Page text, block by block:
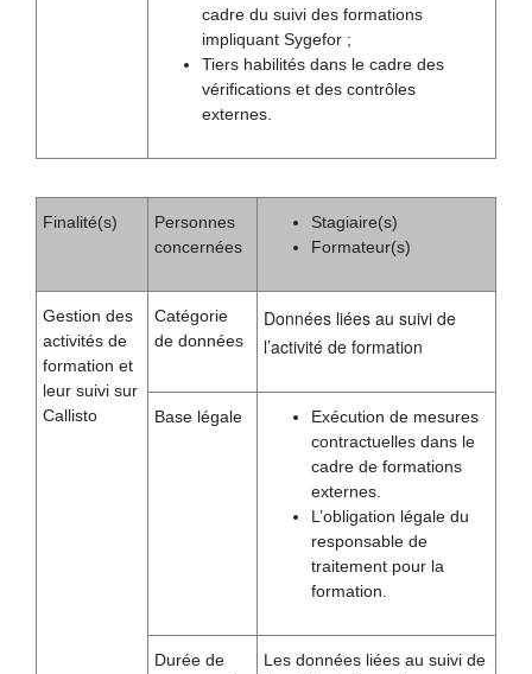
cadre du suivi des formations
impliquant Sygefor ;
Tiers habilités dans le cadre des
vérifications et des contrôles
externes.
Finalité(s)
Personnes
concernées
Stagiaire(s)
Formateur(s)
Gestion des
activités de
formation et
leur suivi sur
Callisto
Catégorie
de données
Données liées au suivi de
l’activité de formation
Base légale
Exécution de mesures
contractuelles dans le
cadre de formations
externes.
L’obligation légale du
responsable de
traitement pour la
formation.
Durée de
Les données liées au suivi de